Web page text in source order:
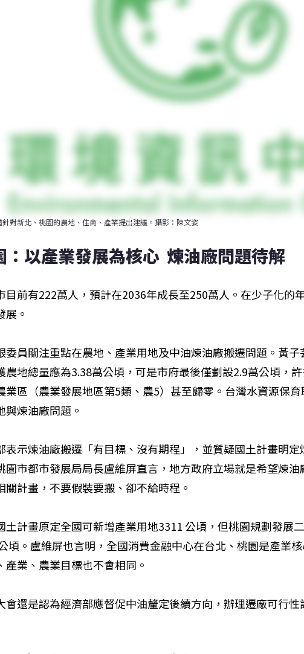
針對新北、桃園的農地、住商、產業提出建議。攝影：陳文姿
：以產業發展為核心  煉油廠問題待解
目前有222萬人，預計在2036年成長至250萬人。在少子化的
展。
委員關注重點在農地、產業用地及中油煉油廠搬遷問題。黃
農地總量應為3.38萬公頃，可是市府最後僅劃設2.9萬公頃，
業區（農業發展地區第5類、農5）甚至歸零。台灣水資源保
與煉油廠問題。
表示煉油廠搬遷「有目標、沒有期程」，並質疑國土計畫明
園市都市發展局局長盧維屏直言，地方政府立場就是希望煉
關計畫，不要假裝要搬、卻不給時程。
土計畫原定全國可新增產業用地3311 公頃，但桃園規劃發展
頃。盧維屏也言明，全國消費金融中心在台北、桃園是產業
產業、農業目標也不會相同。
會還是認為經濟部應督促中油釐定後續方向，辦理遷廠可行